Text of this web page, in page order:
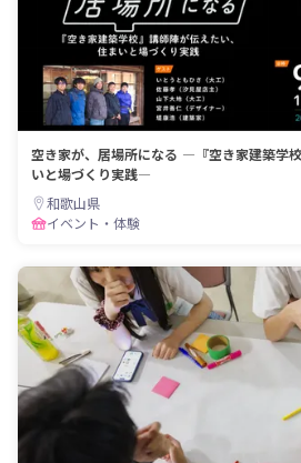
空き家が、居場所になる ―『空き家建築学
いと場づくり実践―
和歌山県
イベント・体験